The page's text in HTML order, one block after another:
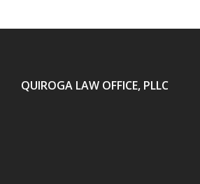
QUIROGA LAW OFFICE, PLLC